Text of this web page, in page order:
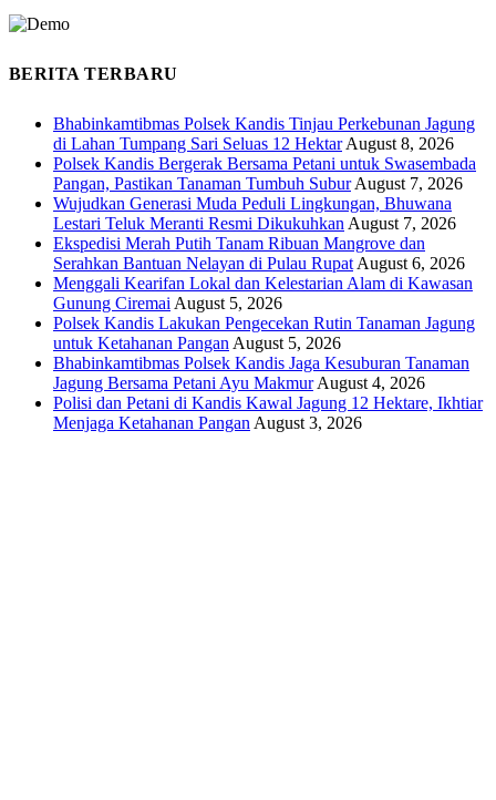
BERITA TERBARU
Bhabinkamtibmas Polsek Kandis Tinjau Perkebunan Jagung
di Lahan Tumpang Sari Seluas 12 Hektar August 8, 2026
Polsek Kandis Bergerak Bersama Petani untuk Swasembada
Pangan, Pastikan Tanaman Tumbuh Subur August 7, 2026
Wujudkan Generasi Muda Peduli Lingkungan, Bhuwana
Lestari Teluk Meranti Resmi Dikukuhkan August 7, 2026
Ekspedisi Merah Putih Tanam Ribuan Mangrove dan
Serahkan Bantuan Nelayan di Pulau Rupat August 6, 2026
Menggali Kearifan Lokal dan Kelestarian Alam di Kawasan
Gunung Ciremai August 5, 2026
Polsek Kandis Lakukan Pengecekan Rutin Tanaman Jagung
untuk Ketahanan Pangan August 5, 2026
Bhabinkamtibmas Polsek Kandis Jaga Kesuburan Tanaman
Jagung Bersama Petani Ayu Makmur August 4, 2026
Polisi dan Petani di Kandis Kawal Jagung 12 Hektare, Ikhtiar
Menjaga Ketahanan Pangan August 3, 2026